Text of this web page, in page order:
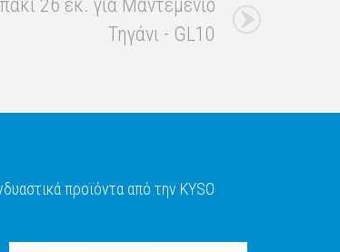
26 εκ. για Μαντεμένιο
Τηγάνι - GL10
προϊόντα από την KYSO